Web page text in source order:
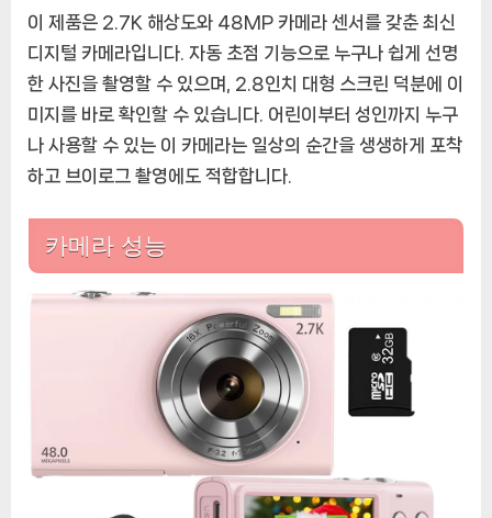
지
털
메
라
–
로
와
일
상
담
아
이 제품은 2.7K 해상도와 48MP 카메라 센서를 갖춘 최신
디지털 카메라입니다. 자동 초점 기능으로 누구나 쉽게 선명
한 사진을 촬영할 수 있으며, 2.8인치 대형 스크린 덕분에 이
미지를 바로 확인할 수 있습니다. 어린이부터 성인까지 누구
나 사용할 수 있는 이 카메라는 일상의 순간을 생생하게 포착
하고 브이로그 촬영에도 적합합니다.
카메라 성능